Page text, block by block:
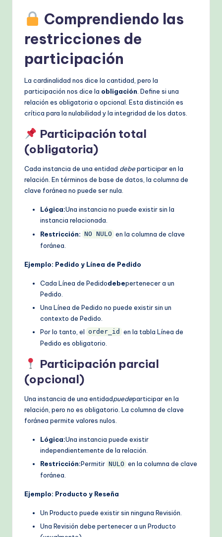
Comprendiendo las
restricciones de
participación
La cardinalidad nos dice la cantidad, pero la
participación nos dice la obligación. Define si una
relación es obligatoria o opcional. Esta distinción es
crítica para la nulabilidad y la integridad de los datos.
Participación total
(obligatoria)
Cada instancia de una entidad debeparticipar en la
relación. En términos de base de datos, la columna de
clave foránea no puede ser nula.
Lógica:Una instancia no puede existir sin la
instancia relacionada.
Restricción: NO NULO en la columna de clave
foránea.
Ejemplo: Pedido y Línea de Pedido
Cada Línea de Pedidodebepertenecer a un
Pedido.
Una Línea de Pedido no puede existir sin un
contexto de Pedido.
Por lo tanto, el order_id en la tabla Línea de
Pedido es obligatorio.
Participación parcial
(opcional)
Una instancia de una entidadpuedeparticipar en la
relación, pero no es obligatorio. La columna de clave
foránea permite valores nulos.
Lógica:Una instancia puede existir
independientemente de la relación.
Restricción:Permitir NULO en la columna de clave
foránea.
Ejemplo: Producto y Reseña
Un Producto puede existir sin ninguna Revisión.
Una Revisión debe pertenecer a un Producto